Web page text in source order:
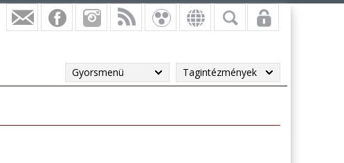
Gyorsmenü Tagintézmények